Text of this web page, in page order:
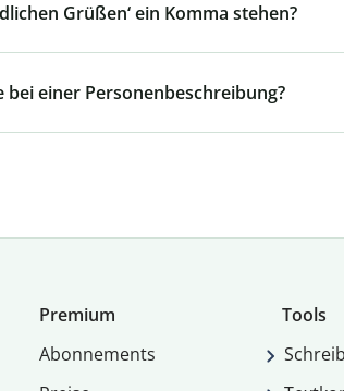
Grüßen‘ ein Komma stehen?
bei einer Personenbeschreibung?
Premium
Abon­ne­ments
Tools